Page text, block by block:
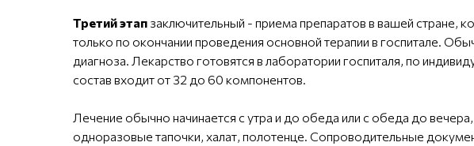
Третий этап заключительный - приема препаратов в вашей стране,
только по окончании проведения основной терапии в госпитале.
диагноза. Лекарство готовятся в лаборатории госпиталя, по
состав входит от 32 до 60 компонентов.
Лечение обычно начинается с утра и до обеда или с обеда до
одноразовые тапочки, халат, полотенце. Сопроводительные